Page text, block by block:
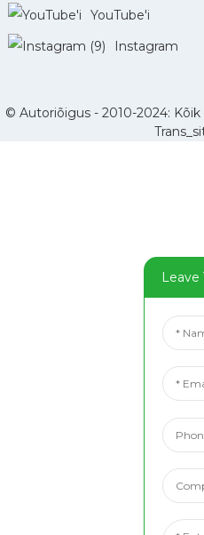
YouTube'i
Instagram
© Autoriõigus - 2010-2024:
Leave